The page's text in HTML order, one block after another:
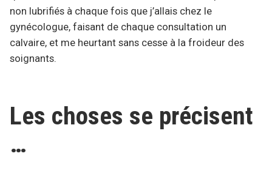
non lubrifiés à chaque fois que j’allais chez le
gynécologue, faisant de chaque consultation un
calvaire, et me heurtant sans cesse à la froideur des
soignants.
Les choses se précisent
…